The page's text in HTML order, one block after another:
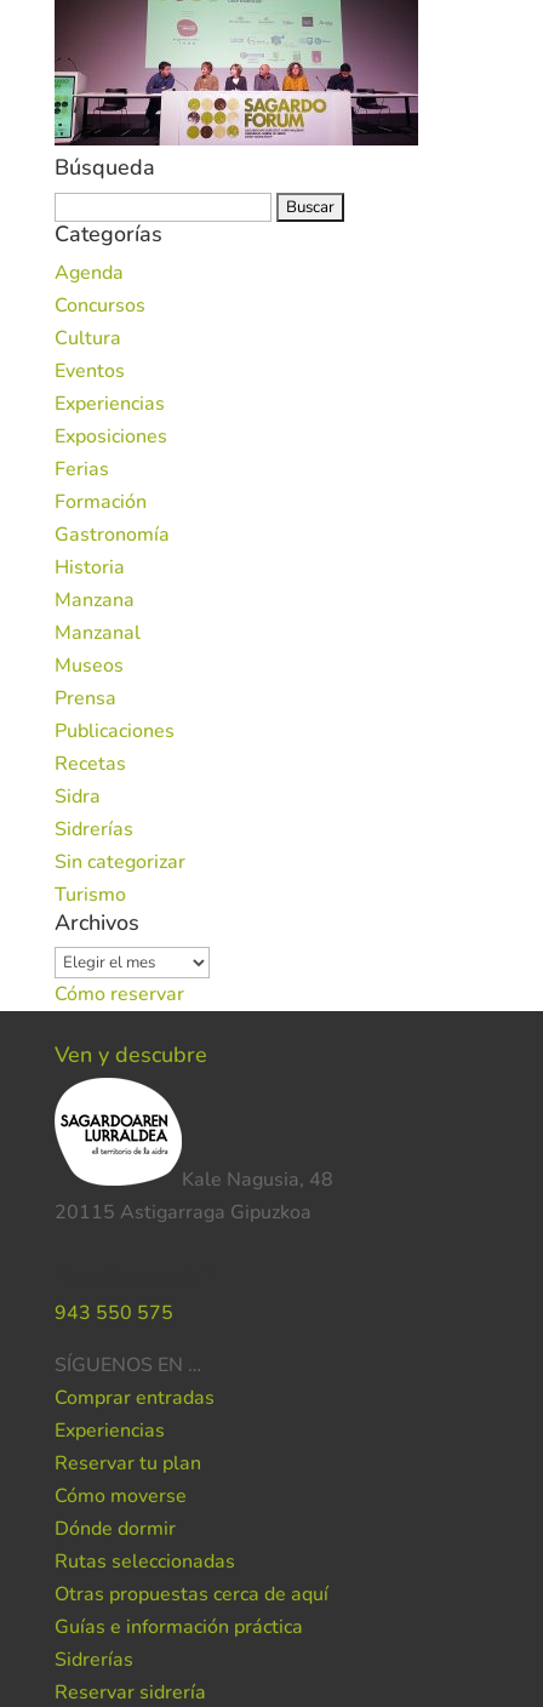
Búsqueda
Categorías
Agenda
Concursos
Cultura
Eventos
Experiencias
Exposiciones
Ferias
Formación
Gastronomía
Historia
Manzana
Manzanal
Museos
Prensa
Publicaciones
Recetas
Sidra
Sidrerías
Sin categorizar
Turismo
Archivos
Archivos
Cómo reservar
Ven y descubre
Kale Nagusia, 48
20115 Astigarraga Gipuzkoa
943 550 575
SÍGUENOS EN …
Comprar entradas
Experiencias
Reservar tu plan
Cómo moverse
Dónde dormir
Rutas seleccionadas
Otras propuestas cerca de aquí
Guías e información práctica
Sidrerías
Reservar sidrería